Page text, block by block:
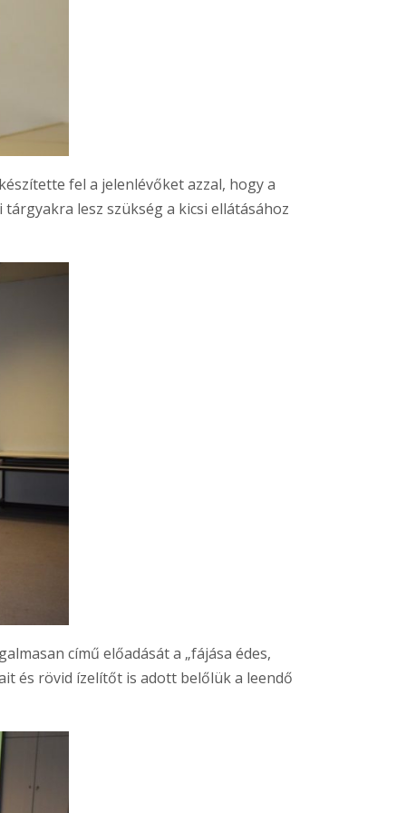
fel a jelenlévőket azzal, hogy a
lesz szükség a kicsi ellátásához
című előadását a „fájása édes,
és rövid ízelítőt is adott belőlük a leendő